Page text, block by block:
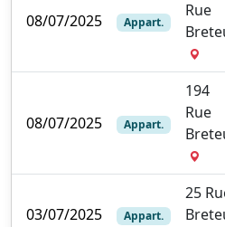
08/07/2025 Appart.
Rue
08/07/2025 Appart.
194
Rue
03/07/2025 Appart.
25